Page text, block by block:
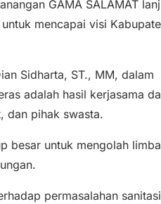
GAMA SALAMAT
mencapai visi
Sidharta, ST., MM, dalam
adalah hasil kerjasama
dan pihak swasta.
besar untuk mengolah
permasalahan